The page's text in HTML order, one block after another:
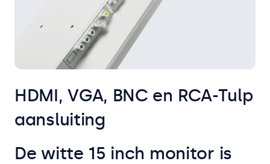
HDMI, VGA, BNC en RCA-Tulp
aansluiting
De witte 15 inch monitor is